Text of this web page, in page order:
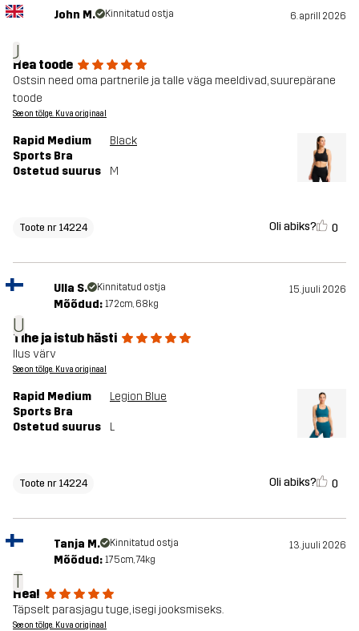
J
John M. Kinnitatud ostja 6. aprill 2026
Hea toode
Ostsin need oma partnerile ja talle väga meeldivad, suurepärane
toode
See on tõlge. Kuva originaal
Rapid Medium
Sports Bra
Black
Ostetud suurus M
Toote nr 14224 Oli abiks? 0
U
Ulla S. Kinnitatud ostja 15. juuli 2026
Mõõdud: 172cm, 68kg
Tihe ja istub hästi
Ilus värv
See on tõlge. Kuva originaal
Rapid Medium
Sports Bra
Legion Blue
Ostetud suurus L
Toote nr 14224 Oli abiks? 0
T
Tanja M. Kinnitatud ostja 13. juuli 2026
Mõõdud: 175cm, 74kg
Hea!
Täpselt parasjagu tuge, isegi jooksmiseks.
See on tõlge. Kuva originaal